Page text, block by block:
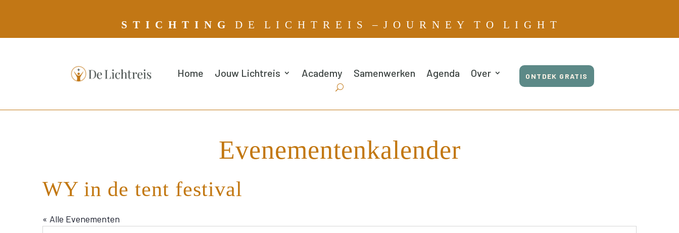
S T I C H T I N G D E L I C H T R E I S – J O U R N E Y T O L I G H T
Home Jouw Lichtreis Academy Samenwerken Agenda Over ONTDEK GRATIS
Evenementenkalender
WY in de tent festival
« Alle Evenementen